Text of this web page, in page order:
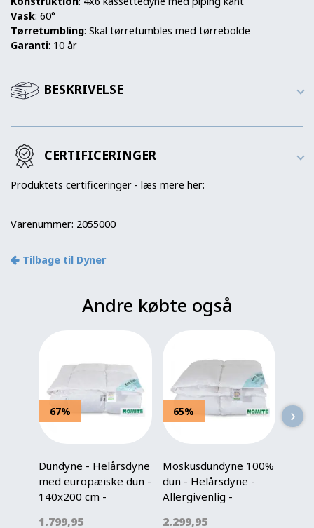
Vask: 60°
Tørretumbling: Skal tørretumbles med tørrebolde
Garanti: 10 år
BESKRIVELSE
CERTIFICERINGER
Produktets certificeringer - læs mere her:
Varenummer: 2055000
Tilbage til Dyner
Andre købte også
67%
Dundyne - Helårsdyne
med europæiske dun -
140x200 cm -
1.799,95
65%
Moskusdundyne 100%
dun - Helårsdyne -
Allergivenlig -
2.299,95
›